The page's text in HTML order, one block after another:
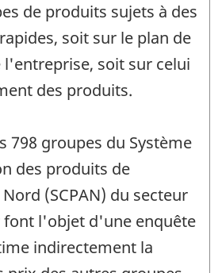
de produits sujets à des
soit sur le plan de
soit sur celui
des produits.
798 groupes du Système
des produits de
(SCPAN) du secteur
l'objet d'une enquête
indirectement la